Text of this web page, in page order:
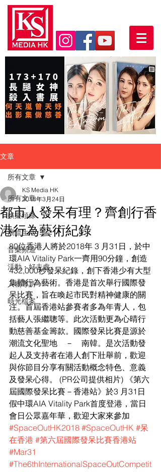
文章
所有文章
娛樂頭條
潮流生活
音樂頻道
活動・好去處
人物專訪
時光檔案
所有文章
都市人發呆有理？齊創行香
港行為藝術紀錄
KS Media HK
2018年3月24日
80位香港人將於2018年 3 月31日，於中
環AIA Vitality Park一齊用90分鐘，創造
432,000秒發呆紀錄，創下香港少有大型
集體行為藝術。香港是首次舉行國際發
呆比賽，旨在喚起市民對精神健康的關
注。首屆香港站參賽者多為年青人，包
括藝人張繼聰等。此次活動更為心晴行
動慈善基金籌款。國際發呆比賽是源於
潮流文化聖地　－　南韓。是次活動發
起人及支持者在港人創下壯舉前，歡迎
與你節目分享有關活動概念特色、意義
及發呆心得。 (PR公司提供相片) 《第六
屆國際發呆比賽－香港站》於3 月31日
假中環AIA Vitality Park首度登港，當日
會日公眾嘉年華，歡迎大家來參加
#SpaceOutHK2018 #SpaceOutHK #呆
在香港 #第六屆國際發呆比賽香港站
#Mar31
#The6thInternationalSpaceOutCompetit